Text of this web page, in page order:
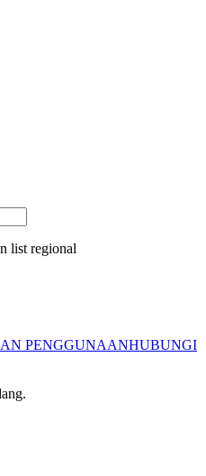
list regional
PENGGUNAANHUBUNGI